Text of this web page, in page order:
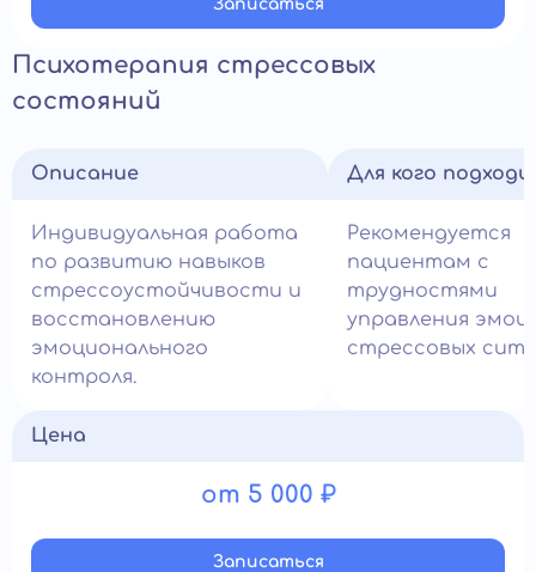
Записатьcя
Психотерапия стрессовых
состояний
Описание
Индивидуальная работа
по развитию навыков
стрессоустойчивости и
восстановлению
эмоционального
контроля.
Для кого
Рекомендуется
пациентам с
трудностями
управления
стрессовых
Цена
от 5 000 ₽
Записатьcя